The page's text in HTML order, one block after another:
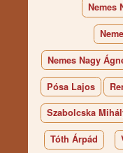
Nemes
Nemes Nagy
Pósa Lajos
Szabolcska
Tóth Árpád